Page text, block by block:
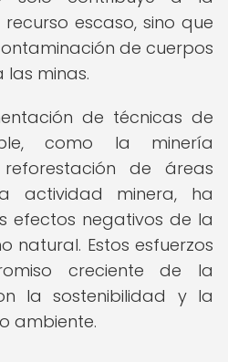
escaso, sino que
de cuerpos
minas.
de técnicas de
como la minería
de áreas
actividad minera, ha
efectos negativos de la
natural. Estos esfuerzos
creciente de la
la sostenibilidad y la
ambiente.